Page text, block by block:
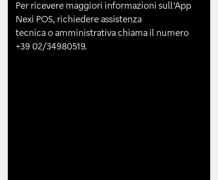
Per ricevere maggiori informazioni sull’App
Nexi POS, richiedere assistenza
tecnica o amministrativa chiama il numero
+39 02/34980519.